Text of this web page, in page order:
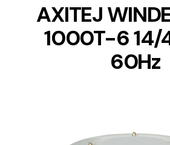
AXITEJ
1000T-6 14/
60Hz